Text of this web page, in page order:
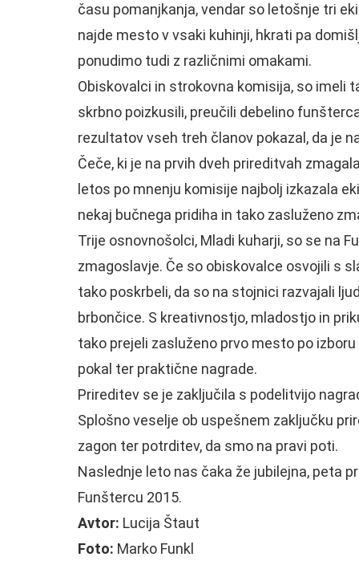
času pomanjkanja, vendar so letošnje tri
najde mesto v vsaki kuhinji, hkrati pa
ponudimo tudi z različnimi omakami.
Obiskovalci in strokovna komisija, so imeli
skrbno poizkusili, preučili debelino
rezultatov vseh treh članov pokazal, da je
Čeče, ki je na prvih dveh prireditvah
letos po mnenju komisije najbolj izkazala
nekaj bučnega pridiha in tako zasluženo
Trije osnovnošolci, Mladi kuharji, so se na
zmagoslavje. Če so obiskovalce osvojili s
tako poskrbeli, da so na stojnici razvajali
brbončice. S kreativnostjo, mladostjo in
tako prejeli zasluženo prvo mesto po
pokal ter praktične nagrade.
Prireditev se je zaključila s podelitvijo
Splošno veselje ob uspešnem zaključku
zagon ter potrditev, da smo na pravi poti.
Naslednje leto nas čaka že jubilejna, peta
Funštercu 2015.
Avtor: Lucija Štaut
Foto: Marko Funkl
LakonciZačenja
V